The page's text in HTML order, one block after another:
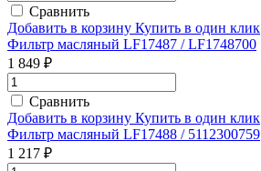
Сравнить
Добавить в корзину Купить в один клик
Фильтр масляный LF17487 / LF1748700
1 849 ₽
Сравнить
Добавить в корзину Купить в один клик
Фильтр масляный LF17488 / 5112300759
1 217 ₽